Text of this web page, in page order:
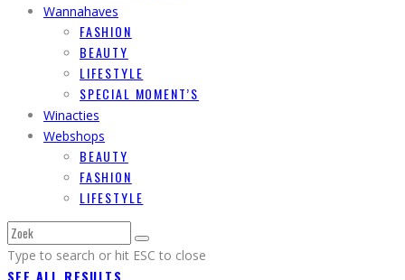
Wannahaves
FASHION
BEAUTY
LIFESTYLE
SPECIAL MOMENT’S
Winacties
Webshops
BEAUTY
FASHION
LIFESTYLE
Type to search or hit ESC to close
SEE ALL RESULTS